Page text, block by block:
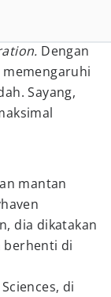
Dengan
Sayang,
mantan
dia dikatakan
berhenti di
di